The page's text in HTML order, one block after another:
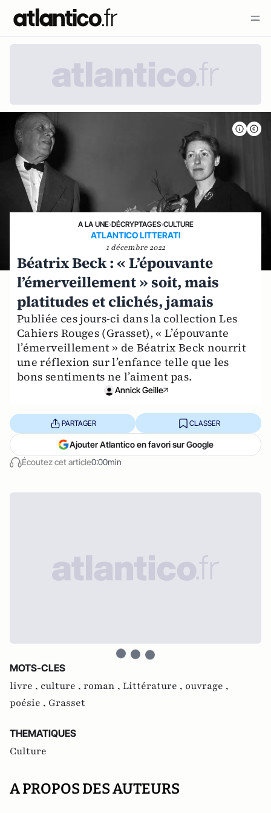
A LA UNE›DÉCRYPTAGES›CULTURE
ATLANTICO LITTERATI
1 décembre 2022
Béatrix Beck : « L’épouvante
l’émerveillement » soit, mais
platitudes et clichés, jamais
Publiée ces jours-ci dans la collection Les
Cahiers Rouges (Grasset), « L’épouvante
l’émerveillement » de Béatrix Beck nourrit
une réflexion sur l’enfance telle que les
bons sentiments ne l’aiment pas.
Annick Geille
Écoutez cet article0:00min
PARTAGER CLASSER
Ajouter Atlantico en favori sur Google
MOTS-CLES
livre , culture , roman , Littérature , ouvrage ,
poésie , Grasset
THEMATIQUES
Culture
A PROPOS DES AUTEURS